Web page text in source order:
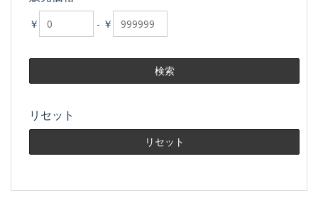
￥ - ￥
リセット